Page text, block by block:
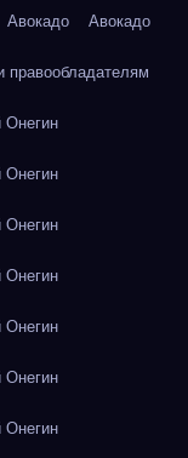
Авокадо Авокадо
правообладателям